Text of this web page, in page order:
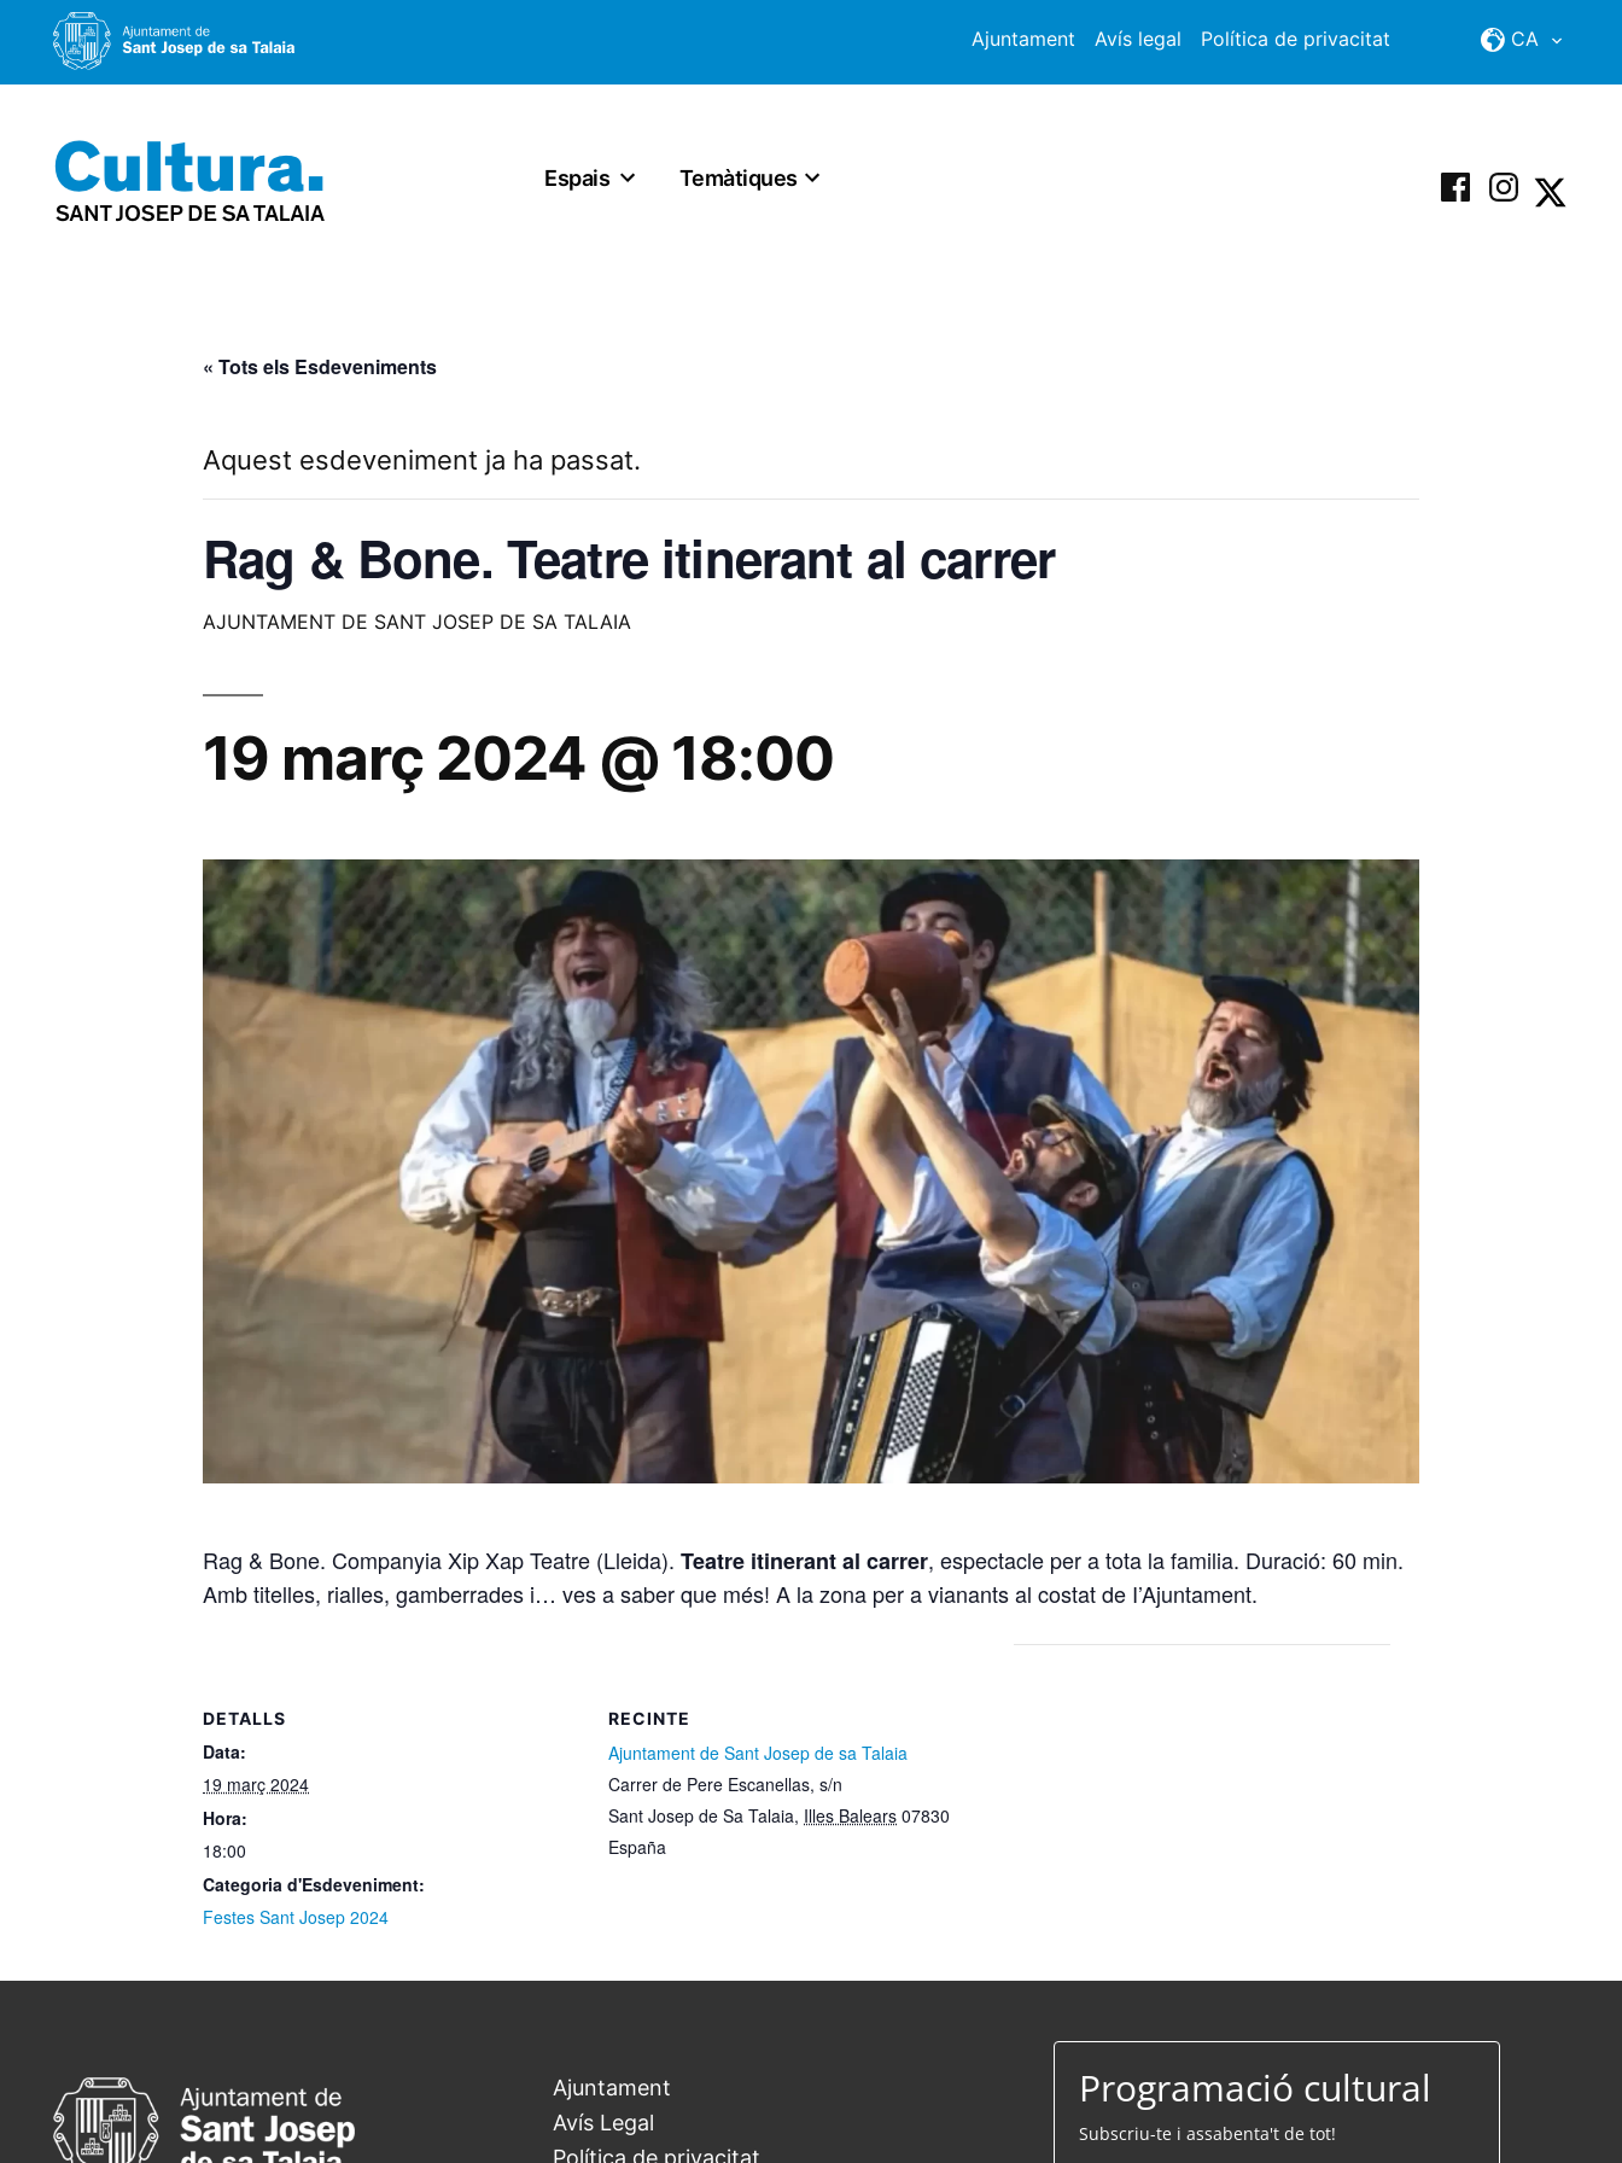
CA
Ajuntament Avís legal Política de privacitat
al
contingut
Espais Temàtiques Facebook
Instagram
X
« Tots els Esdeveniments
Aquest esdeveniment ja ha passat.
Rag & Bone. Teatre itinerant al carrer
AJUNTAMENT DE SANT JOSEP DE SA TALAIA
19 març 2024 @ 18:00
Rag & Bone. Companyia Xip XapTeatre (Lleida). Teatre itinerantal carrer, espectacle per a tota la familia. Duració: 60 min.
Ambtitelles, rialles, gamberrades i… vesa saber que més! A la zona per a vianants al costat de I’Ajuntament.
DETALLS
Data:
19 març 2024
Hora:
18:00
Categoria d'Esdeveniment:
Festes Sant Josep 2024
RECINTE
Ajuntament de Sant Josep de sa Talaia
Carrer de Pere Escanellas, s/n
Sant Josep de Sa Talaia, Illes Balears 07830
España
Ajuntament
Avís Legal
Política de privacitat
Programació cultural
Subscriu-te i assabenta't de tot!